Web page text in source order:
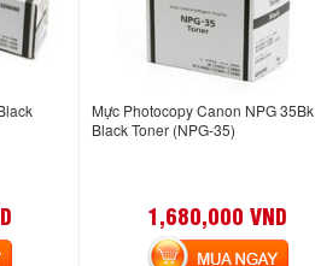
Mực Photocopy Canon NPG 35Bk
Black Toner (NPG-35)
1,680,000 VND
MUA NGAY